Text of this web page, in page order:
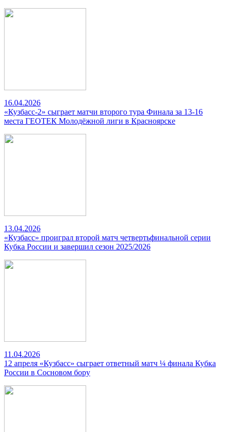
16.04.2026
«Кузбасс-2» сыграет матчи второго тура Финала за 13-16
места ГЕОТЕК Молодёжной лиги в Красноярске
13.04.2026
«Кузбасс» проиграл второй матч четвертьфинальной серии
Кубка России и завершил сезон 2025/2026
11.04.2026
12 апреля «Кузбасс» сыграет ответный матч ¼ финала Кубка
России в Сосновом бору